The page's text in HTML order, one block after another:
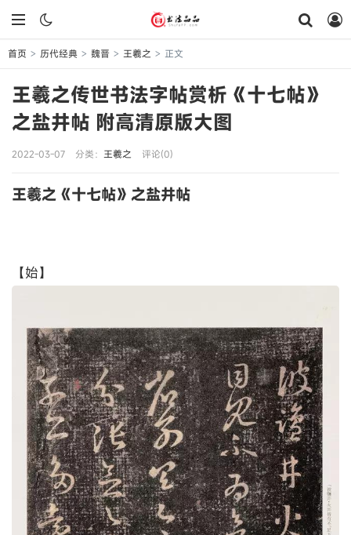
首页 > 历代经典 > 魏晋 > 王羲之 > 正文
王羲之传世书法字帖赏析《十七帖》
之盐井帖 附高清原版大图
2022-03-07 分类： 王羲之 评论(0)
王羲之《十七帖》之盐井帖
【始】